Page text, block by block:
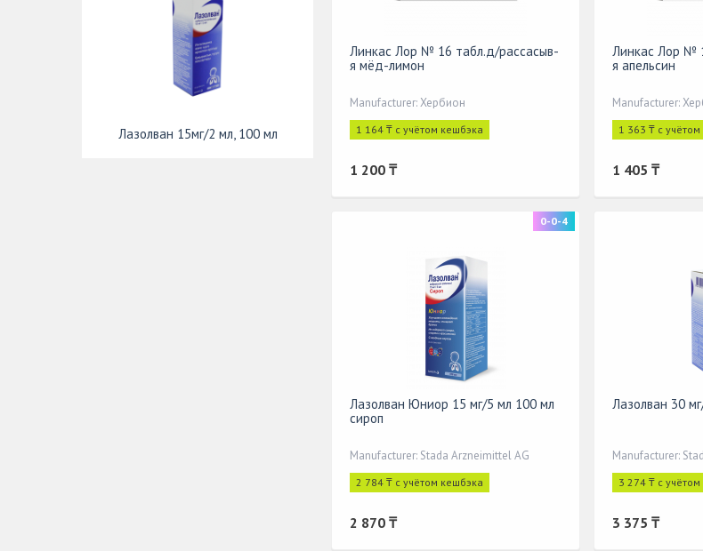
Лазолван 15мг/2 мл, 100 мл
Линкас Лор № 16 табл.д/рассасыв-
я мёд-лимон
Manufacturer: Хербион
1 164 ₸ с учётом кешбэка
1 200 ₸
Линкас Лор №
я апельсин
Manufacturer:
1 363 ₸ с
1 405 ₸
0-0-4
Лазолван Юниор 15 мг/5 мл 100 мл
сироп
Manufacturer: Stada Arzneimittel AG
2 784 ₸ с учётом кешбэка
2 870 ₸
Лазолван 30
Manufacturer:
3 274 ₸ с
3 375 ₸